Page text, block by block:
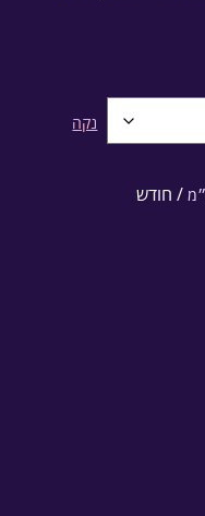
נקה
/ חודש
לעסקים